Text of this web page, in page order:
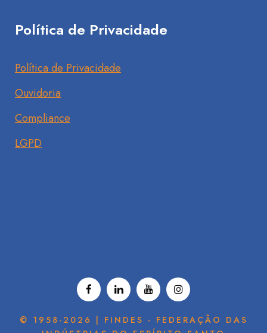
Política de Privacidade
Política de Privacidade
Ouvidoria
Compliance
LGPD
© 1958-2026 | FINDES - FEDERAÇÃO DAS